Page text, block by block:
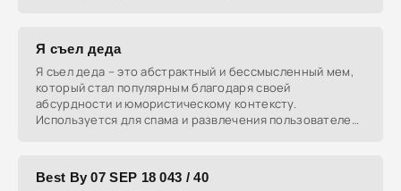
Я съел деда
Я съел деда – это абстрактный и бессмысленный мем,
который стал популярным благодаря своей
абсурдности и юмористическому контексту.
Используется для спама и развлечения пользователей
Best By 07 SEP 18 043 / 40